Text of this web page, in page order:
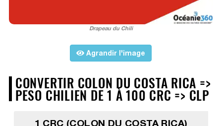
Drapeau du Chili
Agrandir l'image
CONVERTIR COLON DU COSTA RICA =>
PESO CHILIEN DE 1 À 100 CRC => CLP
1 CRC (COLON DU COSTA RICA)